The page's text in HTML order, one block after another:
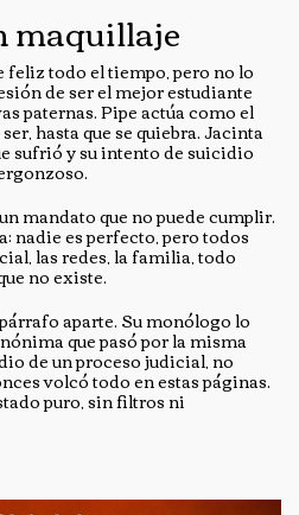
maquillaje
todo el tiempo, pero no lo
de ser el mejor estudiante
paternas. Pipe actúa como el
hasta que se quiebra. Jacinta
sufrió y su intento de suicidio
mandato que no puede cumplir.
nadie es perfecto, pero todos
las redes, la familia, todo
no existe.
aparte. Su monólogo lo
que pasó por la misma
de un proceso judicial, no
volcó todo en estas páginas.
puro, sin filtros ni